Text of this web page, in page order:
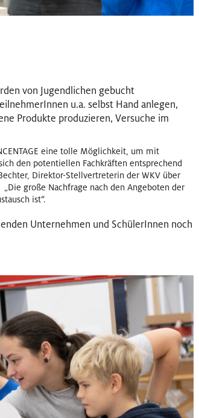
von Jugendlichen gebucht
u.a. selbst Hand anlegen,
Produkte produzieren, Versuche im
eine tolle Möglichkeit, um mit
den potentiellen Fachkräften entsprechend
Direktor-Stellvertreterin der WKV über
große Nachfrage nach den Angeboten der
ist“.
Unternehmen und SchülerInnen noch